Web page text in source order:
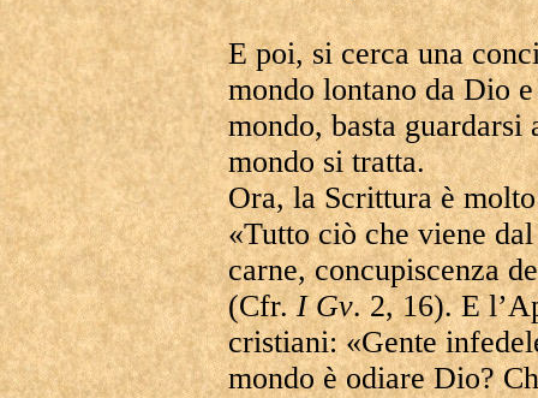
E poi, si cerca una
mondo lontano da Dio
mondo, basta
mondo si tratta.
Ora, la Scrittura è
«Tutto ciò che viene
carne, concupiscenza
(Cfr.I Gv. 2, 16). E
cristiani: «Gente
mondo è odiare Dio?